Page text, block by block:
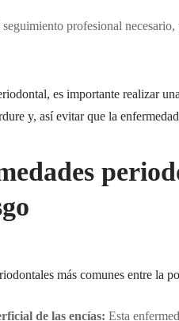
profesional
es importante realizar
y, así evitar que la
más comunes entre la
de las encías: Esta